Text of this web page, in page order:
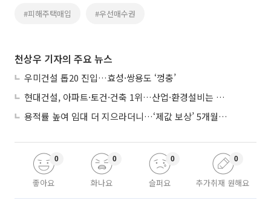
#피해주택매입 #우선매수권
천상우 기자의 주요 뉴스
우미건설 톱20 진입…효성·쌍용도 ‘껑충’
현대건설, 아파트·토건·건축 1위…산업·환경설비는 삼성E&A
용적률 높여 임대 더 지으라더니…‘제값 보상’ 5개월째 국회에 발목
좋아요
0
화나요
0
슬퍼요
0
추가취재 원해요
0